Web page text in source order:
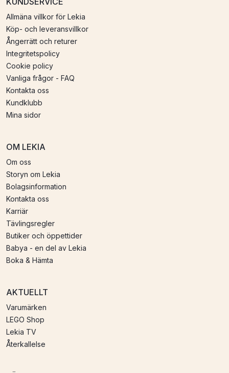
Allmäna villkor för Lekia
Köp- och leveransvillkor
Ångerrätt och returer
Integritetspolicy
Cookie policy
Vanliga frågor - FAQ
Kontakta oss
Kundklubb
Mina sidor
OM LEKIA
Om oss
Storyn om Lekia
Bolagsinformation
Kontakta oss
Karriär
Tävlingsregler
Butiker och öppettider
Babya - en del av Lekia
Boka & Hämta
AKTUELLT
Varumärken
LEGO Shop
Lekia TV
Återkallelse